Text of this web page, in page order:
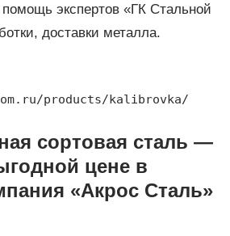
экспертов «ГК Стальной
доставки металла.
products/kalibrovka/
сортовая сталь —
цене в
«Акрос Сталь»